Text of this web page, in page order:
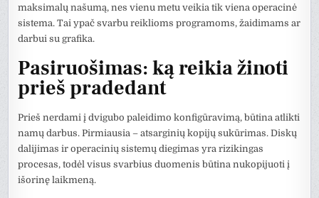
maksimalų našumą, nes vienu metu veikia tik viena operacinė
sistema. Tai ypač svarbu reiklioms programoms, žaidimams ar
darbui su grafika.
Pasiruošimas: ką reikia žinoti
prieš pradedant
Prieš nerdami į dvigubo paleidimo konfigūravimą, būtina atlikti
namų darbus. Pirmiausia – atsarginių kopijų sukūrimas. Diskų
dalijimas ir operacinių sistemų diegimas yra rizikingas
procesas, todėl visus svarbius duomenis būtina nukopijuoti į
išorinę laikmeną.